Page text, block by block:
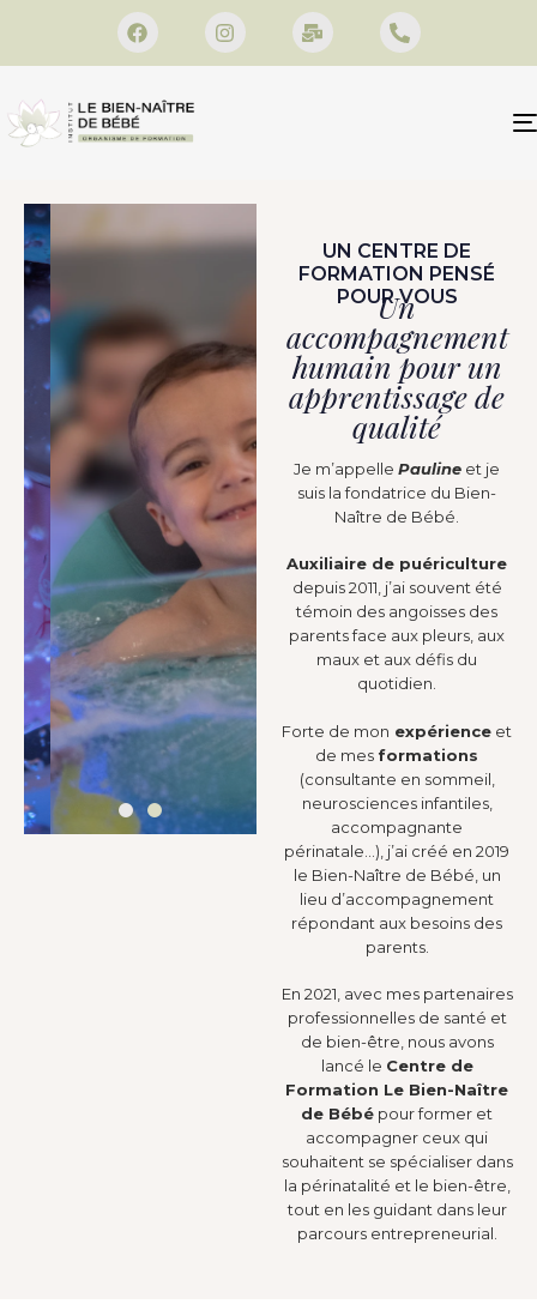
Apprendre,
Comprendre
Entreprendre,
S'envoler
UN CENTRE DE
FORMATION PENSÉ
POUR VOUS
Un
accompagnement
humain pour un
apprentissage de
qualité
Je m’appelle Pauline et je
suis la fondatrice du Bien-
Naître de Bébé.
Auxiliaire de puériculture
depuis 2011, j’ai souvent été
témoin des angoisses des
parents face aux pleurs, aux
maux et aux défis du
quotidien.
Forte de mon expérience et
de mes formations
(consultante en sommeil,
neurosciences infantiles,
accompagnante
périnatale…), j’ai créé en 2019
le Bien-Naître de Bébé, un
lieu d’accompagnement
répondant aux besoins des
parents.
En 2021, avec mes partenaires
professionnelles de santé et
de bien-être, nous avons
lancé le Centre de
Formation Le Bien-Naître
de Bébé pour former et
accompagner ceux qui
souhaitent se spécialiser dans
la périnatalité et le bien-être,
tout en les guidant dans leur
parcours entrepreneurial.